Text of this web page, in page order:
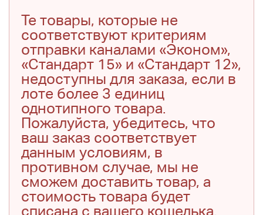
Те товары, которые не
соответствуют критериям
отправки каналами «Эконом»,
«Стандарт 15» и «Стандарт 12»,
недоступны для заказа, если в
лоте более 3 единиц
однотипного товара.
Пожалуйста, убедитесь, что
ваш заказ соответствует
данным условиям, в
противном случае, мы не
сможем доставить товар, а
стоимость товара будет
списана с вашего кошелька.